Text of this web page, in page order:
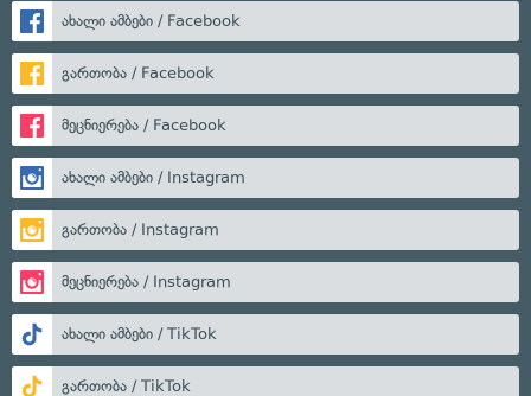
ახალი ამბები / Facebook
გართობა / Facebook
მეცნიერება / Facebook
ახალი ამბები / Instagram
გართობა / Instagram
მეცნიერება / Instagram
ახალი ამბები / TikTok
გართობა / TikTok